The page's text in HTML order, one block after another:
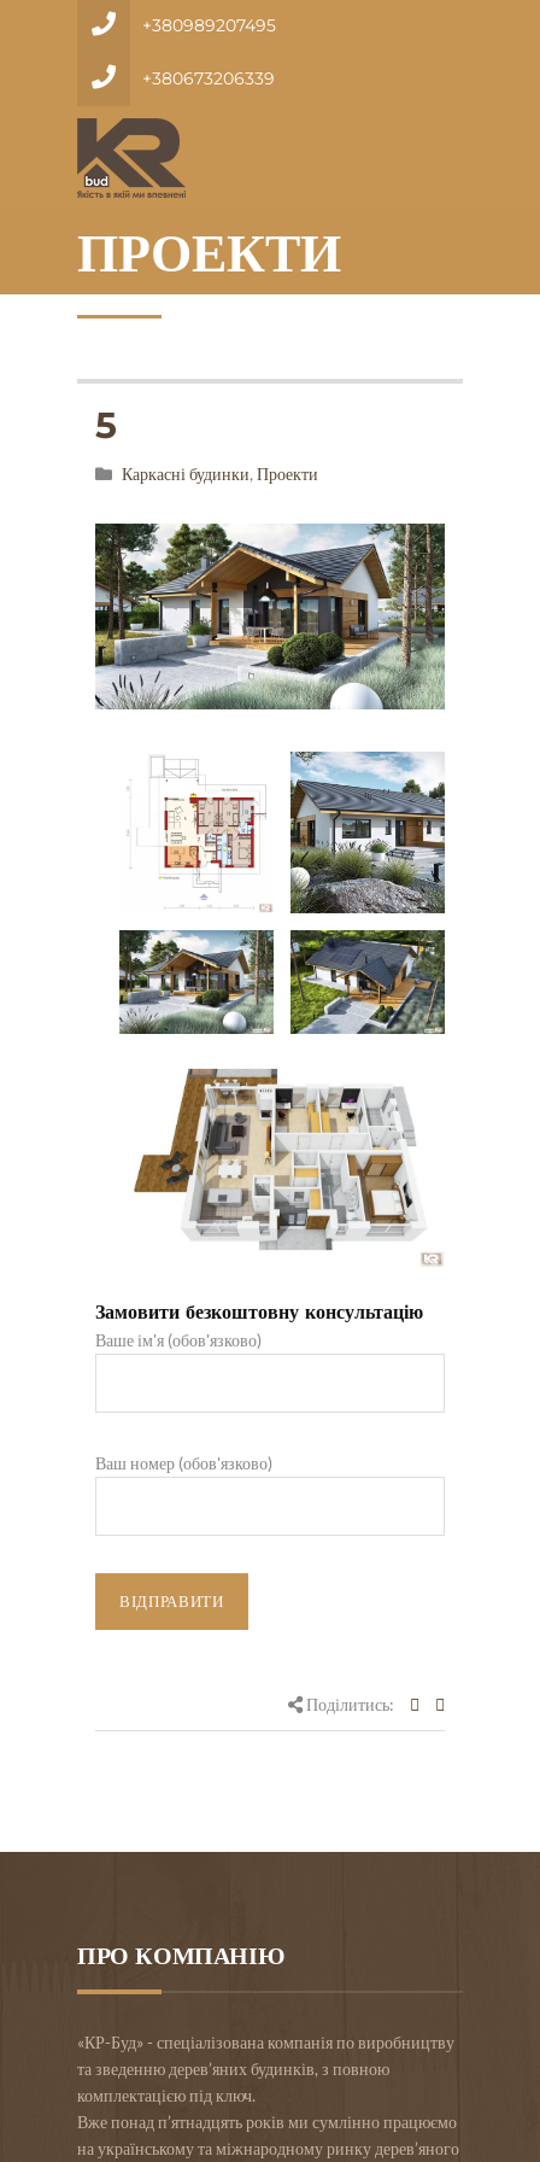
+380989207495
+380673206339
ПРОЕКТИ
5
Каркасні будинки, Проекти
Замовити безкоштовну консультацію
Ваше ім'я (обов'язково)
Ваш номер (обов'язково)
Поділитись:
ПРО КОМПАНІЮ
«КР-Буд» - спеціалізована компанія по виробництву
та зведенню дерев’яних будинків, з повною
комплектацією під ключ.
Вже понад п’ятнадцять років ми сумлінно працюємо
на українському та міжнародному ринку дерев’яного